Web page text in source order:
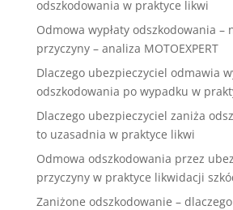
odszkodowania w praktyce likwi
Odmowa wypłaty odszkodowania –
przyczyny – analiza MOTOEXPERT
Dlaczego ubezpieczyciel odmawia
odszkodowania po wypadku w
Dlaczego ubezpieczyciel zaniża
to uzasadnia w praktyce likwi
Odmowa odszkodowania przez
przyczyny w praktyce likwidacji
Zaniżone odszkodowanie –